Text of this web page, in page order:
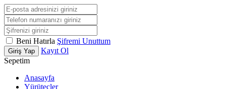
Beni Hatırla Şifremi Unuttum
Giriş Yap
Kayıt Ol
Sepetim
Anasayfa
Yürüteçler